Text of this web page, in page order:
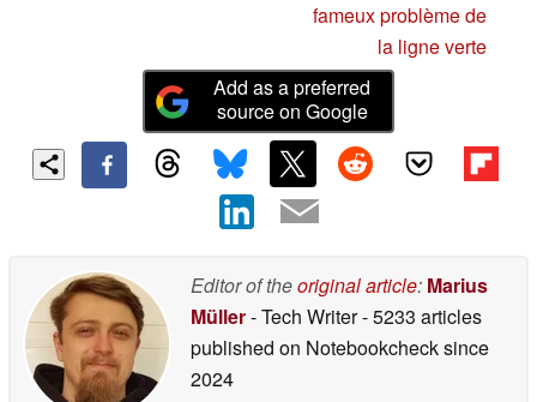
fameux problème de
la ligne verte
Add as a preferred
source on Google
Editor of theoriginal article: Marius
Müller- Tech Writer- 5233 articles
published on Notebookchecksince
2024